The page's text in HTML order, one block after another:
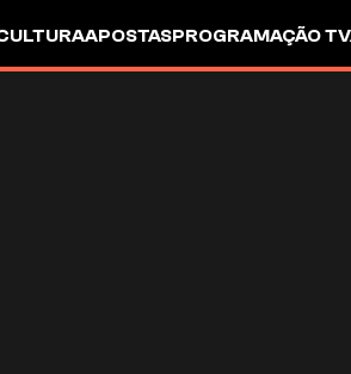
APOSTASPROGRAMAÇÃO